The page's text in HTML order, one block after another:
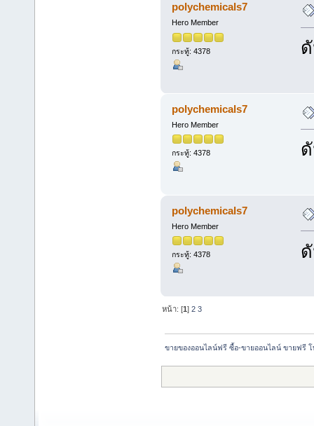
polychemicals7
Hero Member
กระทู้: 4378
polychemicals7
Hero Member
กระทู้: 4378
polychemicals7
Hero Member
กระทู้: 4378
หน้า: [1]2 3
ขายของออนไลน์ฟรี ซื้อ-ขายออนไลน์ ขายฟรี